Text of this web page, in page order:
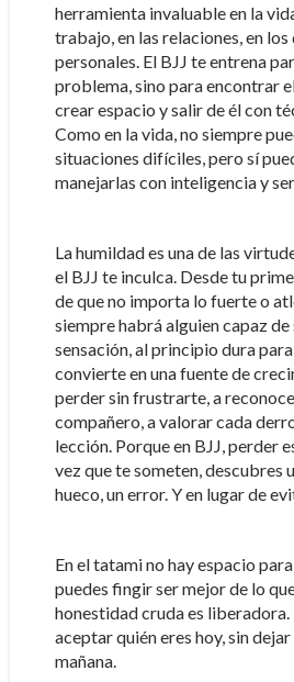
herramienta invaluable en la
trabajo, en las relaciones, en los
personales. El BJJ te entrena
problema, sino para encontrar
crear espacio y salir de él con
Como en la vida, no siempre
situaciones difíciles, pero sí
manejarlas con inteligencia y
La humildad es una de las
el BJJ te inculca. Desde tu
de que no importa lo fuerte o
siempre habrá alguien capaz
sensación, al principio dura
convierte en una fuente de
perder sin frustrarte, a
compañero, a valorar cada
lección. Porque en BJJ, perder
vez que te someten, descubres
hueco, un error. Y en lugar de
En el tatami no hay espacio
puedes fingir ser mejor de lo
honestidad cruda es liberadora.
aceptar quién eres hoy, sin
mañana.